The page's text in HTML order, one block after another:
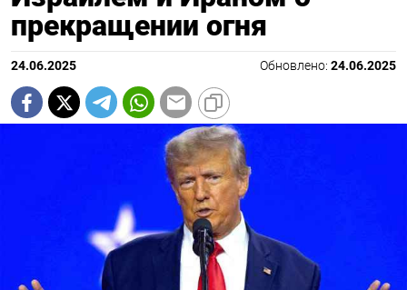
прекращении огня
24.06.2025 Обновлено: 24.06.2025